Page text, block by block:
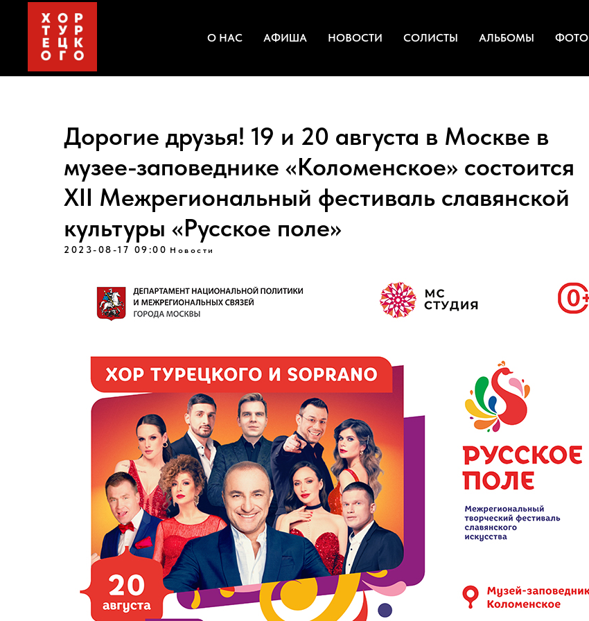
О НАС АФИША НОВОСТИ СОЛИСТЫ АЛЬБОМЫ ФОТО
Дорогие друзья! 19 и 20 августа в Москве в
музее-заповеднике «Коломенское» состоится
XII Межрегиональный фестиваль славянской
культуры «Русское поле»
2023-08-17 09:00 Новости